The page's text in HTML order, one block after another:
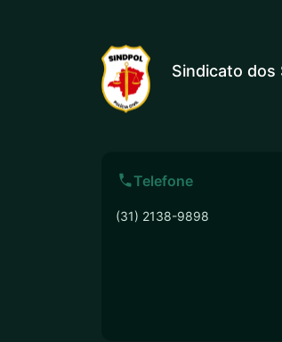
Sindicato dos
Telefone
(31) 2138-9898